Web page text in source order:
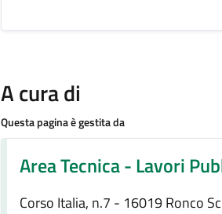
A cura di
Questa pagina è gestita da
Area Tecnica - Lavori
Corso Italia, n.7 - 16019 Ronco